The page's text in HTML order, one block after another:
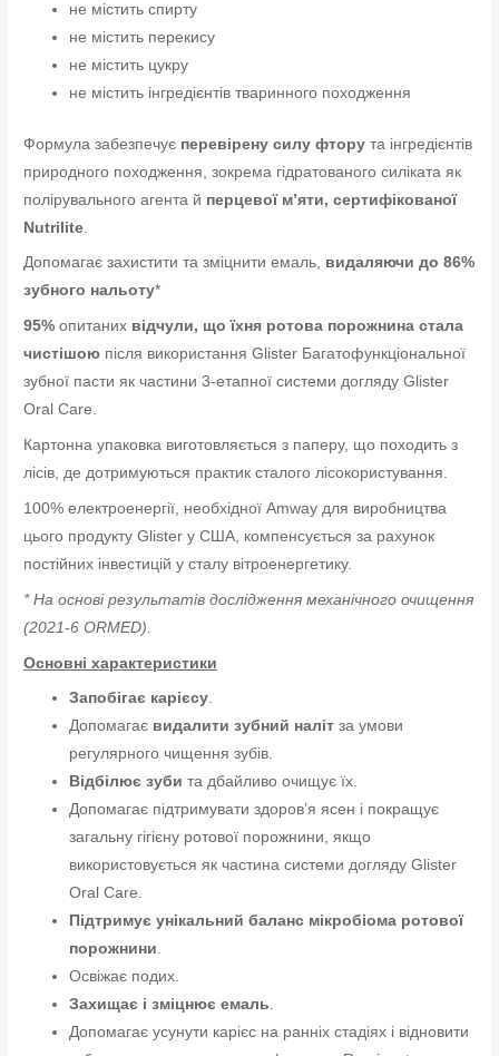
не містить спирту
не містить перекису
не містить цукру
не містить інгредієнтів тваринного походження
Формула забезпечує перевірену силу фтору та інгредієнтів
природного походження, зокрема гідратованого силіката як
полірувального агента й перцевої м’яти, сертифікованої
Nutrilite
Допомагає захистити та зміцнити емаль, видаляючи до 86%
зубного нальоту*
95% опитаних відчули, що їхня ротова порожнина стала
чистішою після використання Glister Багатофункціональної
зубної пасти як частини 3-етапної системи догляду Glister
Oral Care.
Картонна упаковка виготовляється з паперу, що походить з
лісів, де дотримуються практик сталого лісокористування.
100% електроенергії, необхідної Amway для виробництва
цього продукту Glister у США, компенсується за рахунок
постійних інвестицій у сталу вітроенергетику.
* На основі результатів дослідження механічного очищення
(2021-6 ORMED).
Основні характеристики
Запобігає карієсу.
Допомагає видалити зубний наліт за умови
регулярного чищення зубів.
Відбілює зуби та дбайливо очищує їх.
Допомагає підтримувати здоров’я ясен і покращує
загальну гігієну ротової порожнини, якщо
використовується як частина системи догляду Glister
Oral Care.
Підтримує унікальний баланс мікробіома ротової
порожнини.
Освіжає подих.
Захищає і зміцнює емаль.
Допомагає усунути карієс на ранніх стадіях і відновити